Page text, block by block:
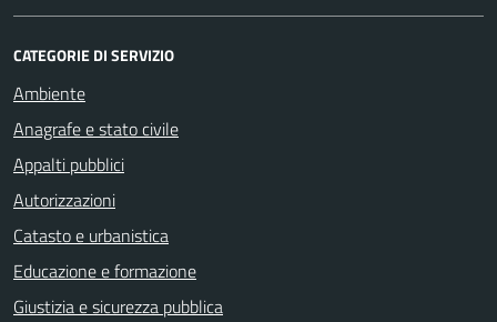
CATEGORIE DI SERVIZIO
Ambiente
Anagrafe e stato civile
Appalti pubblici
Autorizzazioni
Catasto e urbanistica
Educazione e formazione
Giustizia e sicurezza pubblica